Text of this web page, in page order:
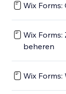
Wix
Wix
beheren
Wix